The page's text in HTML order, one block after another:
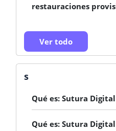
restauraciones
Ver todo
s
Qué es: Sutura
Qué es: Sutura